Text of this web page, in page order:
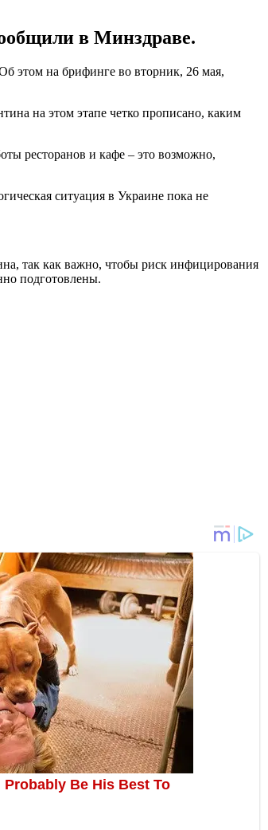
в Минздраве.
этом на брифинге во вторник, 26 мая,
на этом этапе четко прописано, каким
ресторанов и кафе – это возможно,
ситуация в Украине пока не
так как важно, чтобы риск инфицирования
подготовлены.